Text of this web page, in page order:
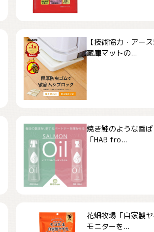
【技術協力・アー
蔵庫マットの...
焼き鮭のような香
「HAB fro...
花畑牧場「自家製
モニターを...